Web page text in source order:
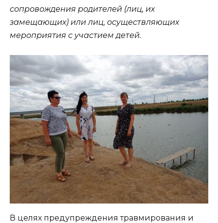
сопровождения родителей (лиц, их
замещающих) или лиц, осуществляющих
мероприятия с участием детей.
В целях предупреждения травмирования и